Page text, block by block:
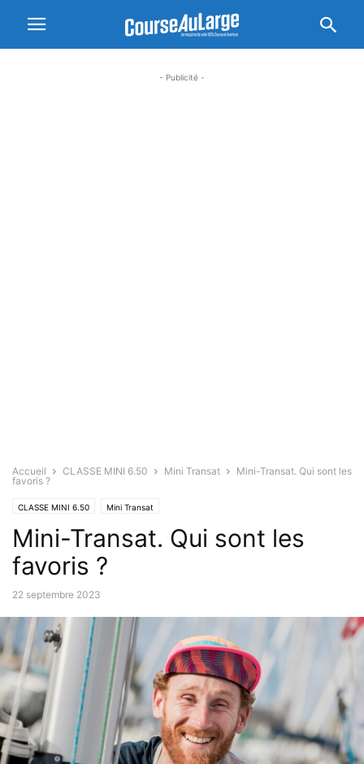
- Publicité -
Accueil CLASSE MINI 6.50 Mini Transat
Mini-Transat. Qui sont les
favoris ?
CLASSE MINI 6.50 Mini Transat
Mini-Transat. Qui sont les
favoris ?
22 septembre 2023